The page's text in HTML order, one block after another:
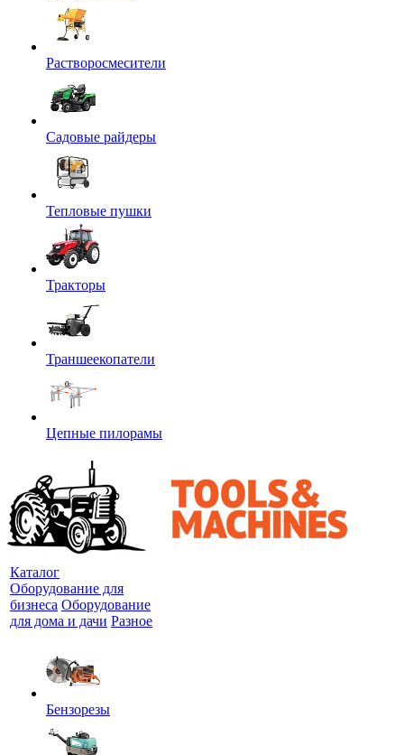
Растворосмесители
Садовые райдеры
Тепловые пушки
Тракторы
Траншеекопатели
Цепные пилорамы
Каталог
Оборудование для
бизнеса Оборудование
для дома и дачи Разное
Бензорезы